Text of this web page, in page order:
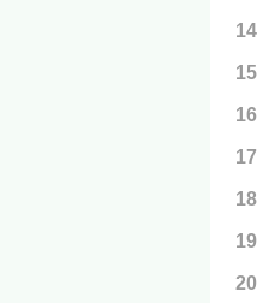
14
15
16
17
18
19
20